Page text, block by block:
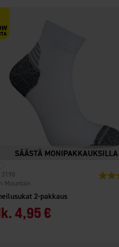
tähdestä
2-pakkaus
Mountain
3198
4,95 €
Arvio: